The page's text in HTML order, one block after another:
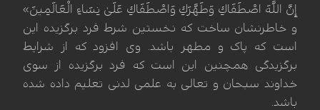
إِنَّ اللَّهَ اصْطَفَاكِ وَطَهَّرَكِ وَاصْطَفَاكِ عَلَىٰ نِسَاءِ الْعَالَمِينَ»
و خاطرنشان ساخت که نخستین شرط فرد برگزیده این
است که پاک و مطهر باشد. وی افزود که از شرایط
برگزیدگی همچنین این است که فرد برگزیده از سوی
خداوند سبحان و تعالی به علمی لدنی تعلیم داده شده
باشد.